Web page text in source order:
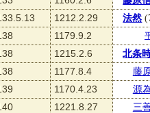
1212.2.29 法然
1179.9.2
1215.2.6
北条
1177.8.4
藤
1170.4.23
源
1221.8.27
三